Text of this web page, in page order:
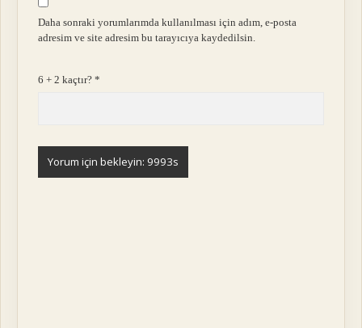
Daha sonraki yorumlarımda kullanılması için adım, e-posta
adresim ve site adresim bu tarayıcıya kaydedilsin.
6 + 2 kaçtır?*